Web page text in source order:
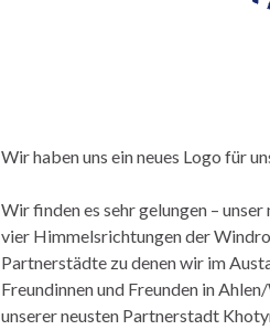
Wir haben uns ein neues Logo für
Wir finden es sehr gelungen –
vier Himmelsrichtungen der
Partnerstädte zu denen wir im
Freundinnen und Freunden in
unserer neusten Partnerstadt